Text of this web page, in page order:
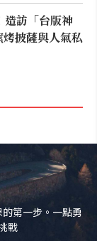
造訪「台版神
披薩與人氣私
第一步。一點勇
戰